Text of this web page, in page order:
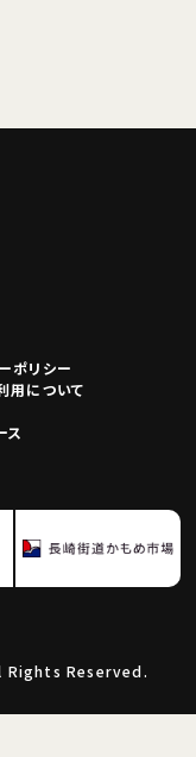
ポリシー
用について
ス
Rights Reserved.